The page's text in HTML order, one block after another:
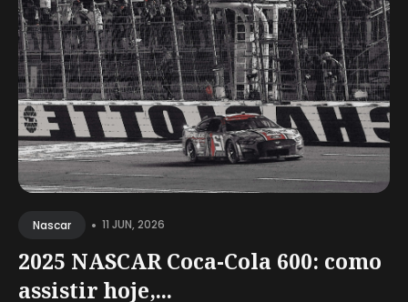
Nascar • 11 JUN, 2026
2025 NASCAR Coca-Cola 600: como
assistir hoje,...